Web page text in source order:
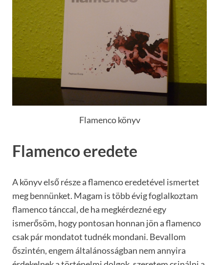
Flamenco könyv
Flamenco eredete
A könyv első része a flamenco eredetével ismertet
meg bennünket. Magam is több évig foglalkoztam
flamenco tánccal, de ha megkérdezné egy
ismerősöm, hogy pontosan honnan jön a flamenco
csak pár mondatot tudnék mondani. Bevallom
őszintén, engem általánosságban nem annyira